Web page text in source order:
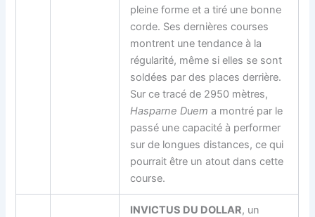
pleine forme et a tiré une bonne
corde. Ses dernières courses
montrent une tendance à la
régularité, même si elles se sont
soldées par des places derrière.
Sur ce tracé de 2950 mètres,
Hasparne Duem a montré par le
passé une capacité à performer
sur de longues distances, ce qui
pourrait être un atout dans cette
course.
INVICTUS DU DOLLAR, un